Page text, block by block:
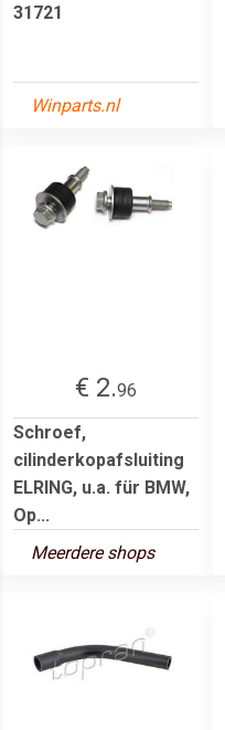
31721
Winparts.nl
€ 2.96
Schroef,
cilinderkopafsluiting
ELRING, u.a. für BMW,
Op...
Meerdere shops